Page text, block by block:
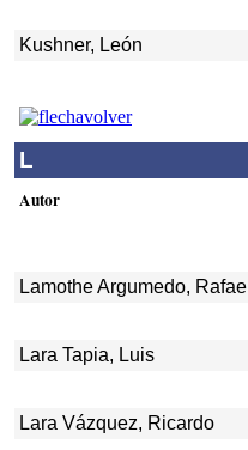
Kushner, León
L
Autor
Lamothe Argumedo, Rafael
Lara Tapia, Luis
Lara Vázquez, Ricardo